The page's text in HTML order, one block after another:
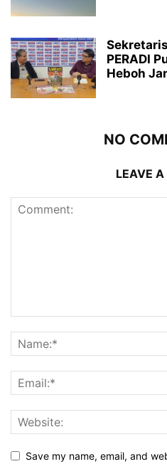
PERADI
Heboh
NO
LEAVE A
Save my name, email, and